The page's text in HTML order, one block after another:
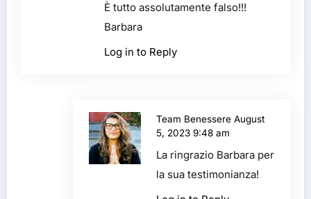
È tutto assolutamente falso!!!
Barbara
Log in to Reply
Team BenessereAugust
5, 2023 9:48 am
La ringrazio Barbara per
la sua testimonianza!